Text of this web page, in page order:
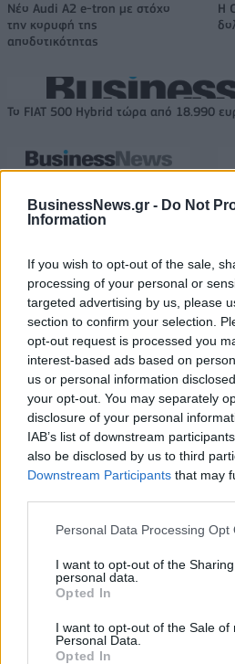
BusinessNews.gr - Do Not
Information
If you wish to opt-out of the sale,
processing of your personal or
targeted advertising by us, please
section to confirm your selection.
opt-out request is processed you
interest-based ads based on
us or personal information
your opt-out. You may separately
disclosure of your personal
IAB’s list of downstream
also be disclosed by us to third
Downstream Participants that may
Personal Data Processing Opt
I want to opt-out of the
personal data.
Opted In
I want to opt-out of the Sale of
Personal Data.
Opted In
Νέο Audi A2 e-tron με στόχο
την κορυφή της
αποδοτικότητας
Η
Το FIAT 500 Hybrid τώρα από 18.990
Δήμαρχος στο Σικάγο ο άλλοτε
παίκτης του Πανιώνιου
Είσοδος της γαλλικής Meridiam στην
– Κύπρου
Coca-Cola HBC: Άνοδος 11,4%
στα καθαρά κέρδη του α΄
εξαμήνου – Στα 524,4 εκατ.
ευρώ
VW: Η δύσκολη εξίσωση της
αναδιάρθρωσης